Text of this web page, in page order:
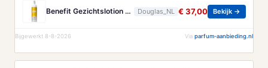
Benefit Gezichtslotion The POREfessional Gezichtstoner Unisex 133ml Douglas_NL € 37,00 Bekijk →
Bijgewerkt 8-8-2026 Via parfum-aanbieding.nl